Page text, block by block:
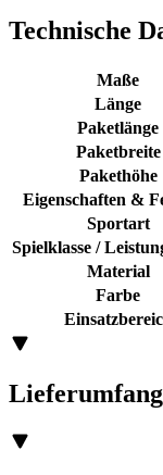
Technische
Maße
Länge
Paketlänge
Paketbreite
Pakethöhe
Eigenschaften &
Sportart
Spielklasse /
Material
Farbe
Lieferumfang